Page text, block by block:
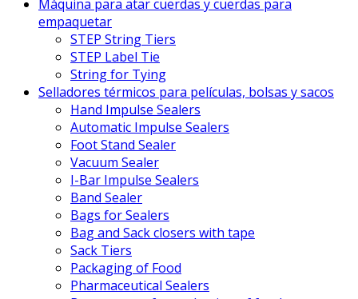
Máquina para atar cuerdas y cuerdas para
empaquetar
STEP String Tiers
STEP Label Tie
String for Tying
Selladores térmicos para películas, bolsas y sacos
Hand Impulse Sealers
Automatic Impulse Sealers
Foot Stand Sealer
Vacuum Sealer
I-Bar Impulse Sealers
Band Sealer
Bags for Sealers
Bag and Sack closers with tape
Sack Tiers
Packaging of Food
Pharmaceutical Sealers